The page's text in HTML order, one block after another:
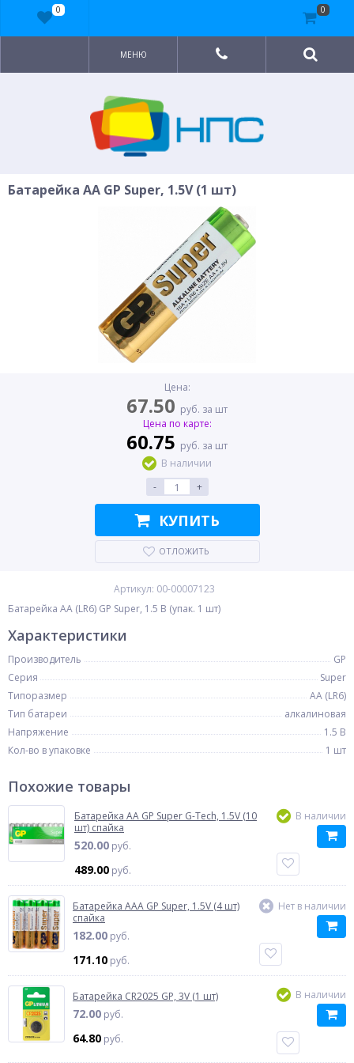
МЕНЮ
Батарейка AA GP Super, 1.5V (1 шт)
Цена:
67.50 руб. за шт
Цена по карте:
60.75 руб. за шт
В наличии
-
+
КУПИТЬ
ОТЛОЖИТЬ
Артикул: 00-00007123
Батарейка AA (LR6) GP Super, 1.5 В (упак. 1 шт)
Характеристики
Производитель
GP
Серия
Super
Типоразмер
AA (LR6)
Тип батареи
алкалиновая
Напряжение
1.5 В
Кол-во в упаковке
1 шт
Похожие товары
Батарейка AA GP Super G-Tech, 1.5V (10
шт) спайка
520.00 руб.
489.00 руб.
В наличии
Батарейка AAA GP Super, 1.5V (4 шт)
спайка
182.00 руб.
171.10 руб.
Нет в наличии
Батарейка CR2025 GP, 3V (1 шт)
72.00 руб.
64.80 руб.
В наличии
0 0